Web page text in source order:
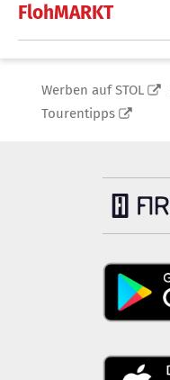
FlohMARKT
Werben auf STOL
Tourentipps